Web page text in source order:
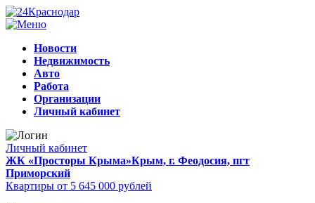
Новости
Недвижимость
Авто
Работа
Организации
Личный кабинет
Личный кабинет
ЖК «Просторы Крыма»Крым, г. Феодосия, пгт
Приморский
Квартиры от 5 645 000 рублей